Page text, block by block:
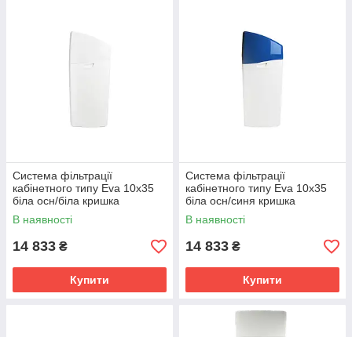
Система фільтрації
кабінетного типу Eva 10x35
біла осн/біла кришка
В наявності
14 833 ₴
Купити
Система фільтрації
кабінетного типу Eva 10x35
біла осн/синя кришка
В наявності
14 833 ₴
Купити